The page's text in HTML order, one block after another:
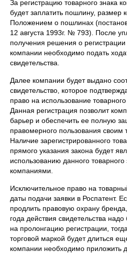
За регистрацию товарного знака
будет заплатить пошлину, размер
Положением о пошлинах
12 августа 1993г. № 793). После
получения решения о регистрации
компании необходимо подать
свидетельства.
Далее компании будет выдано
свидетельство, которое
право на использование
Данная регистрация позволит
барьер и обеспечить ее полную
правомерного пользования своим
Наличие зарегистрированного
прямого указания закона будет
использованию данного товарного
компаниями.
Исключительное право на
даты подачи заявки в Роспатент.
продлить правовую охрану
года действия свидетельства
на пролонгацию регистрации,
торговой маркой будет длиться
компании необходимо приложить